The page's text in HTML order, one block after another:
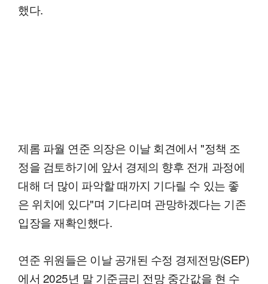
했다.
제롬 파월 연준 의장은 이날 회견에서 "정책 조
정을 검토하기에 앞서 경제의 향후 전개 과정에
대해 더 많이 파악할 때까지 기다릴 수 있는 좋
은 위치에 있다"며 기다리며 관망하겠다는 기존
입장을 재확인했다.
연준 위원들은 이날 공개된 수정 경제전망(SEP)
에서 2025년 말 기준금리 전망 중간값을 현 수